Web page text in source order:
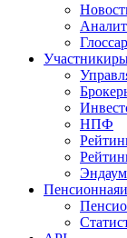
Участники
НПФ
Пенсионная